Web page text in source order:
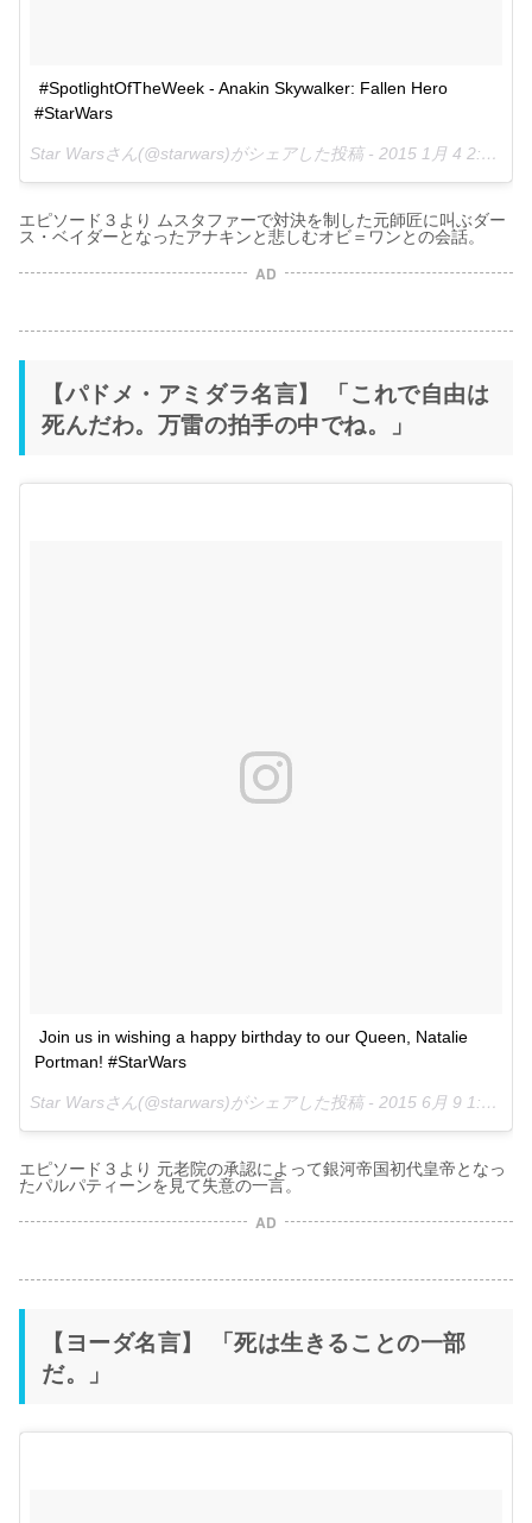
#SpotlightOfTheWeek - Anakin Skywalker: Fallen Hero
#StarWars
Star Warsさん(@starwars)がシェアした投稿 - 2015 1月 4 2:03午後 PST
エピソード３より ムスタファーで対決を制した元師匠に叫ぶダー
ス・ベイダーとなったアナキンと悲しむオビ＝ワンとの会話。
AD
【パドメ・アミダラ名言】 「これで自由は
死んだわ。万雷の拍手の中でね。」
Join us in wishing a happy birthday to our Queen, Natalie
Portman! #StarWars
Star Warsさん(@starwars)がシェアした投稿 - 2015 6月 9 1:49午後 PDT
エピソード３より 元老院の承認によって銀河帝国初代皇帝となっ
たパルパティーンを見て失意の一言。
AD
【ヨーダ名言】 「死は生きることの一部
だ。」